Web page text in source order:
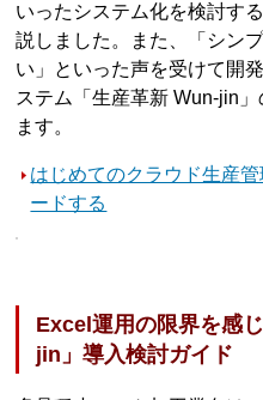
いったシステム化を検討す
説しました。また、「シン
い」といった声を受けて開
ステム「生産革新 Wun-jin
ます。
はじめてのクラウド生産
ードする
Excel運用の限界を感
jin」導入検討ガイド